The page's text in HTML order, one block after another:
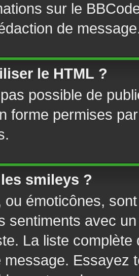
sur le
de
le HTML ?
pas possible de
forme permises
smileys ?
ou émoticônes,
sentiments avec
La liste
message. Essayez